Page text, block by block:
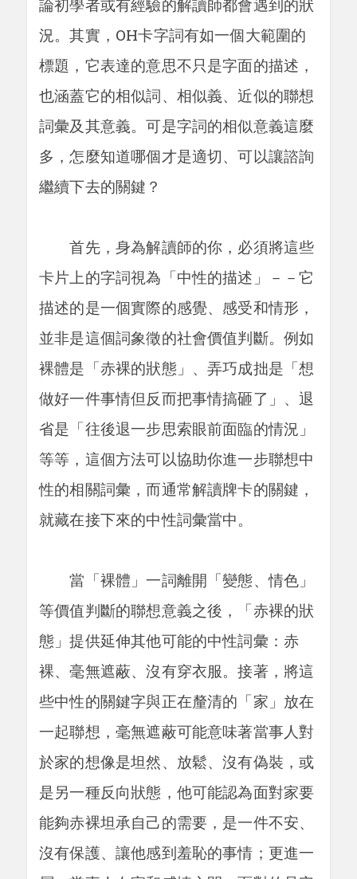
論初學者或有經驗的解讀師都會遇到的狀
況。其實，OH卡字詞有如一個大範圍的
標題，它表達的意思不只是字面的描述，
也涵蓋它的相似詞、相似義、近似的聯想
詞彙及其意義。可是字詞的相似意義這麼
多，怎麼知道哪個才是適切、可以讓諮詢
繼續下去的關鍵？
首先，身為解讀師的你，必須將這些
卡片上的字詞視為「中性的描述」－－它
描述的是一個實際的感覺、感受和情形，
並非是這個詞象徵的社會價值判斷。例如
裸體是「赤裸的狀態」、弄巧成拙是「想
做好一件事情但反而把事情搞砸了」、退
省是「往後退一步思索眼前面臨的情況」
等等，這個方法可以協助你進一步聯想中
性的相關詞彙，而通常解讀牌卡的關鍵，
就藏在接下來的中性詞彙當中。
當「裸體」一詞離開「變態、情色」
等價值判斷的聯想意義之後，「赤裸的狀
態」提供延伸其他可能的中性詞彙：赤
裸、毫無遮蔽、沒有穿衣服。接著，將這
些中性的關鍵字與正在釐清的「家」放在
一起聯想，毫無遮蔽可能意味著當事人對
於家的想像是坦然、放鬆、沒有偽裝，或
是另一種反向狀態，他可能認為面對家要
能夠赤裸坦承自己的需要，是一件不安、
沒有保護、讓他感到羞恥的事情；更進一